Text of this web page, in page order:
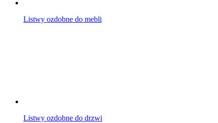
Listwy ozdobne do mebli
Listwy ozdobne do drzwi